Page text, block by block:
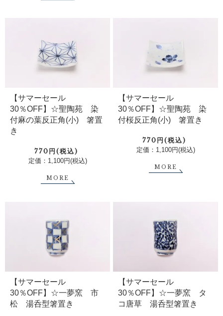
【サマーセール
30％OFF】☆聖陶苑 染
付麻の葉反正角(小) 箸置
き
770円(税込)
定価：1,100円(税込)
MORE
【サマーセール
30％OFF】☆聖陶苑 染
付桜反正角(小) 箸置き
770円(税込)
定価：1,100円(税込)
MORE
【サマーセール
30％OFF】☆一夢窯 市
松 湯呑型箸置き
【サマーセール
30％OFF】☆一夢窯 タ
コ唐草 湯呑型箸置き